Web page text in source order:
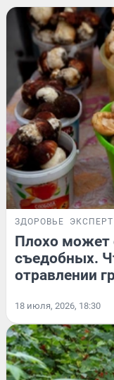
ЗДОРОВЬЕ ЭКСПЕРТ
Плохо может
съедобных.
отравлении
18 июля, 2026, 18:30